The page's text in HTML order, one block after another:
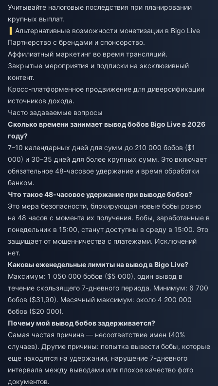
Учитывайте налоговые последствия при планировании
крупных выплат.
Альтернативные возможности монетизации в Bigo Live
Партнерство с брендами и спонсорство.
Аффилиатный маркетинг во время трансляций.
Закрытые мероприятия и подписки на эксклюзивный
контент.
Кросс-платформенное продвижение для диверсификации
источников дохода.
Часто задаваемые вопросы
Сколько времени занимает вывод бобов Bigo Live в 2026
году?
7–10 календарных дней для сумм до 210 000 бобов ($1
000) и 30–35 дней для более крупных сумм. Это включает
обязательное 48-часовое удержание и время обработки
банком.
Что такое 48-часовое удержание при выводе бобов?
Это мера безопасности, блокирующая новые бобы ровно
на 48 часов с момента их получения. Бобы, заработанные в
понедельник в 15:00, станут доступны в среду в 15:00. Это
защищает от мошенничества с платежами. Исключений
нет.
Каковы еженедельные лимиты на вывод в Bigo Live?
Максимум: 1 050 000 бобов ($5 000), один вывод в
течение скользящего 7-дневного периода. Минимум: 6 700
бобов ($31,90). Месячный максимум: около 4 200 000
бобов ($20 000).
Почему мой вывод бобов задерживается?
Самая частая причина — несоответствие имен (40%
случаев). Другие причины: попытка вывести бобы, которые
еще находятся на удержании, нарушение 7-дневного
интервала между выводами или плохое качество фото
документов.